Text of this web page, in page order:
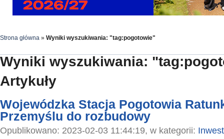
Strona główna » Wyniki wyszukiwania: "tag:pogotowie"
Wyniki wyszukiwania:
Artykuły
Wojewódzka Stacja Pogotowia
Przemyślu do rozbudowy
Opublikowano: 2023-02-03 11:44:19, w kategorii: